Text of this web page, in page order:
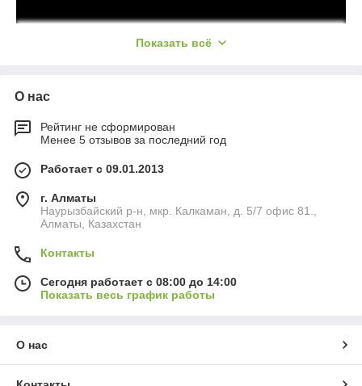
Показать всё
О нас
Рейтинг не сформирован
Менее 5 отзывов за последний год
Работает с 09.01.2013
г. Алматы
Наурызбайский р-н, мкр. Калкаман, д. 5/7 офис 81.,
Алматы, Казахстан
Контакты
Сегодня работает с 08:00 до 14:00
Показать весь график работы
О нас